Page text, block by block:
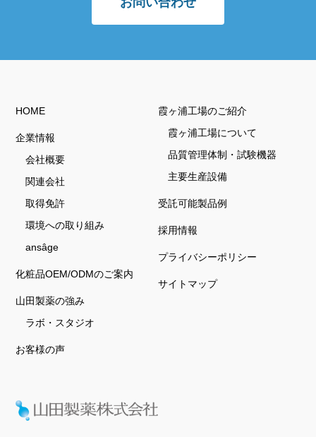
HOME
企業情報
会社概要
関連会社
取得免許
環境への取り組み
ansâge
化粧品OEM/ODMのご案内
山田製薬の強み
ラボ・スタジオ
お客様の声
霞ヶ浦工場のご紹介
霞ヶ浦工場について
品質管理体制・試験機器
主要生産設備
受託可能製品例
採用情報
プライバシーポリシー
サイトマップ